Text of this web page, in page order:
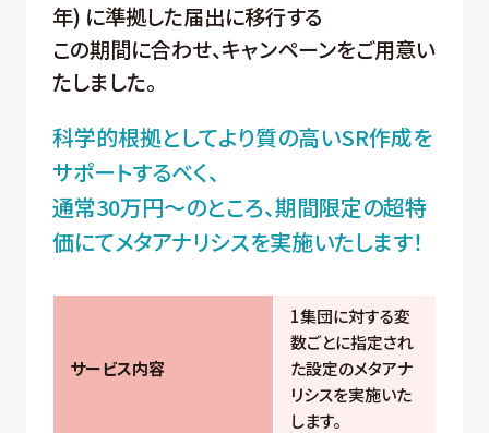
年) に準拠した届出に移行する
この期間に合わせ、キャンペーンをご用意い
たしました。
科学的根拠としてより質の高いSR作成を
サポートするべく、
通常30万円～のところ、期間限定の超特
価にてメタアナリシスを実施いたします！
サービス内容
1集団に対する変
数ごとに指定され
た設定のメタアナ
リシスを実施いた
します。